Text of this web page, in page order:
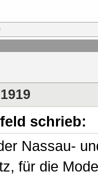
schrieb:
Nassau-
für die